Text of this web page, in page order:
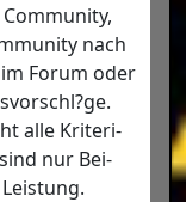
nach
Forum oder
alle Kri­te­ri­
nur Bei­